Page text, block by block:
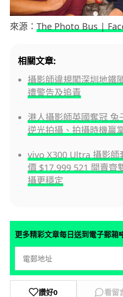
來源： The Photo Bus |
相關文章:
攝影師違規闖深圳地
遭警告及追責
港人攝影師英國奪冠
逆光拍攝、拍攝時機贏
vivo X300 Ultra 攝影師
價 $17,999 521 開賣齊
攝更穩定
更多精彩文章每日送到電子郵箱
讚好0 看留